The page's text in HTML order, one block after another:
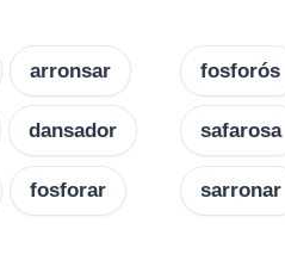
arronsar
dansador
fosforar
fosforós
safarosa
sarronar